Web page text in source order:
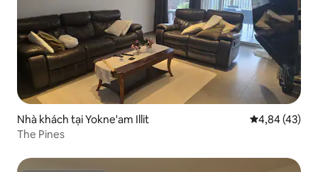
Nhà khách tại Yokne'am Illit Xếp hạng
4,84 (43)
The Pines